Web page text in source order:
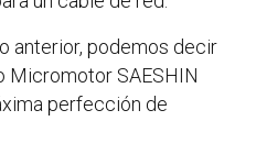
anterior, podemos decir
Micromotor SAESHIN
perfección de